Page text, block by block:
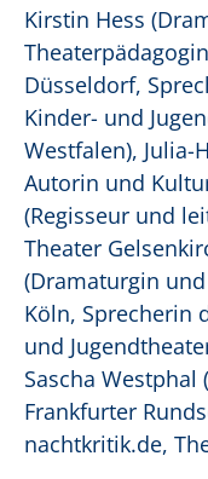
Kirstin Hess
Düsseldorf,
Kinder- und
Westfalen), Julia-
Autorin und
(Regisseur und
Theater
(Dramaturgin
Köln, Sprecherin
und
Sascha
Frankfurter
nachtkritik.de,